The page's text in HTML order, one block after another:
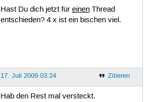
Hast Du dich jetzt für einenThread
entschieden? 4 x ist ein bischen viel.
Zitieren
17. Juli 2009 03:24
Hab den Rest mal versteckt.